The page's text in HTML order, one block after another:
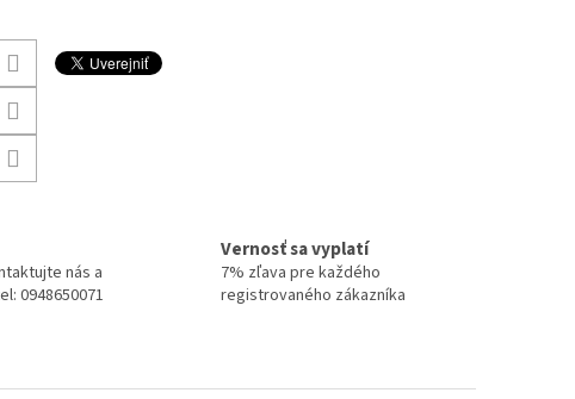
nás a
0948650071
Vernosť sa vyplatí
7% zľava pre každého
registrovaného zákazníka